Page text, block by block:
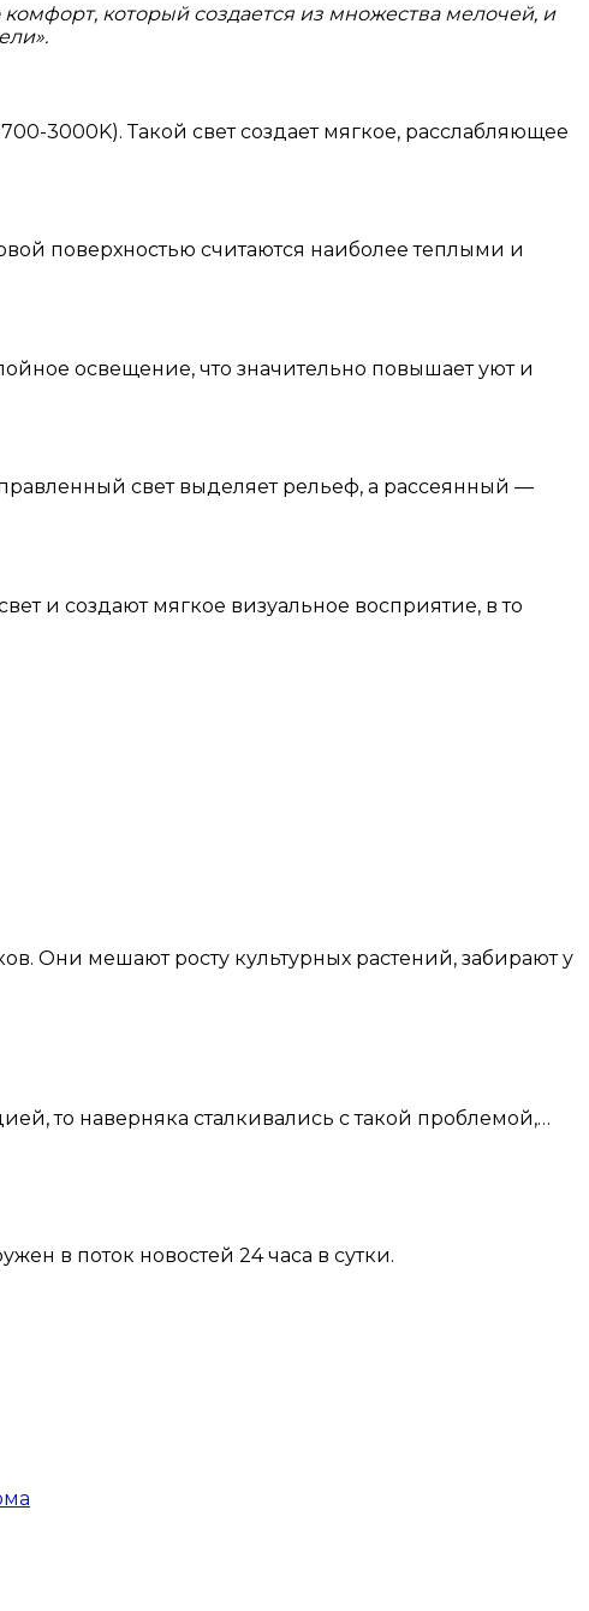
который создается из множества мелочей, и
3000K). Такой свет создает мягкое, расслабляющее
поверхностью считаются наиболее теплыми и
освещение, что значительно повышает уют и
свет выделяет рельеф, а рассеянный —
и создают мягкое визуальное восприятие, в то
то наверняка сталкивались с такой проблемой,…